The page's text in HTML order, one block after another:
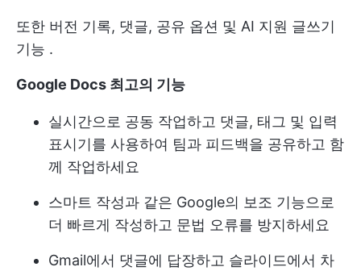
또한 버전 기록, 댓글, 공유 옵션 및 AI 지원 글쓰기
기능 .
Google Docs 최고의 기능
실시간으로 공동 작업하고 댓글, 태그 및 입력
표시기를 사용하여 팀과 피드백을 공유하고 함
께 작업하세요
스마트 작성과 같은 Google의 보조 기능으로
더 빠르게 작성하고 문법 오류를 방지하세요
Gmail에서 댓글에 답장하고 슬라이드에서 차